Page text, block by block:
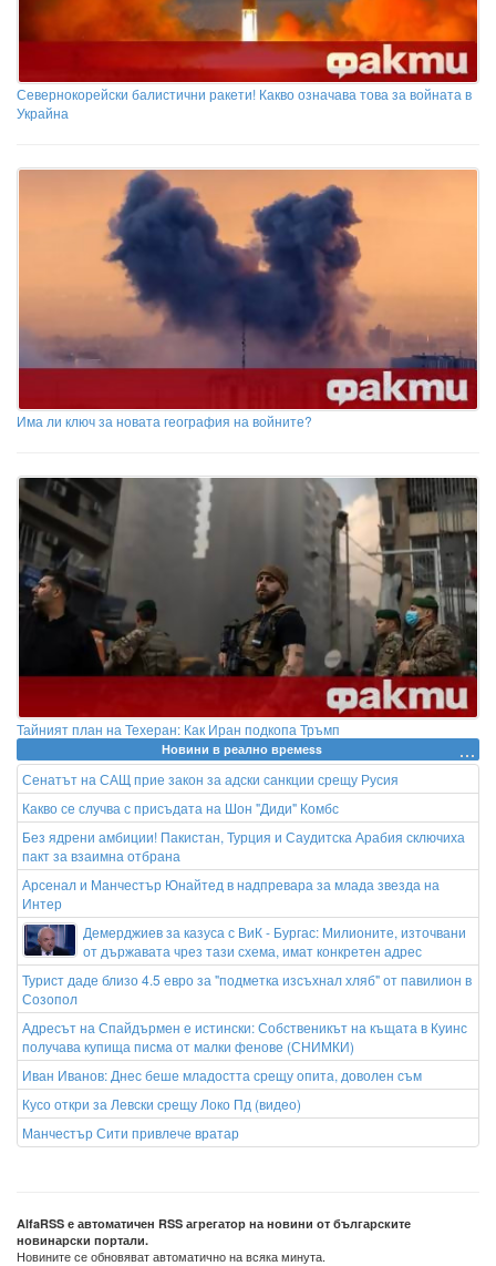
Севернокорейски балистични ракети! Какво означава това за войната в
Украйна
Има ли ключ за новата география на войните?
Тайният план на Техеран: Как Иран подкопа Тръмп
Новини в реално времеss
Сенатът на САЩ прие закон за адски санкции срещу Русия
Какво се случва с присъдата на Шон "Диди" Комбс
Без ядрени амбиции! Пакистан, Турция и Саудитска Арабия сключиха
пакт за взаимна отбрана
Арсенал и Манчестър Юнайтед в надпревара за млада звезда на
Интер
Демерджиев за казуса с ВиК - Бургас: Милионите, източвани
от държавата чрез тази схема, имат конкретен адрес
Турист даде близо 4.5 евро за "подметка изсъхнал хляб" от павилион в
Созопол
Адресът на Спайдърмен е истински: Собственикът на къщата в Куинс
получава купища писма от малки фенове (СНИМКИ)
Иван Иванов: Днес беше младостта срещу опита, доволен съм
Кусо откри за Левски срещу Локо Пд (видео)
Манчестър Сити привлече вратар
AlfaRSS е автоматичен RSS агрегатор на новини от българските
новинарски портали.
Новините се обновяват автоматично на всяка минута.